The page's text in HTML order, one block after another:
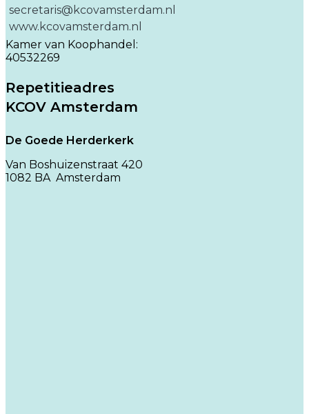
secretaris@kcovamsterdam.nl
www.kcovamsterdam.nl
Kamer van Koophandel:
40532269
Repetitieadres
KCOV Amsterdam
De Goede Herderkerk
Van Boshuizenstraat 420
1082 BA Amsterdam